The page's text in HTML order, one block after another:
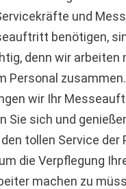
und
benötigen,
denn wir arbeiten
Personal
wir Ihr
Sie sich und
tollen Service der
die Verpflegung
machen zu